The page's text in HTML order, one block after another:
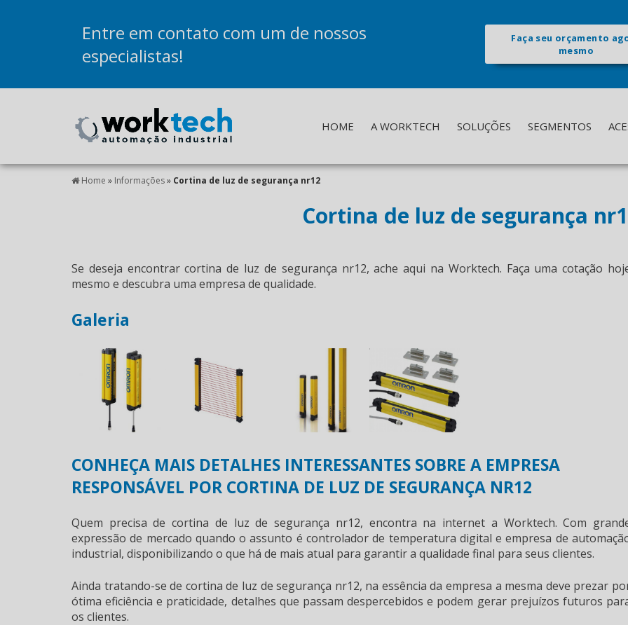
Entre em contato com um de nossos
especialistas!
Faça seu orçamento
mesmo
HOME A WORKTECH SOLUÇÕES SEGMENTOS
Home » Informações» Cortina de luz de segurança nr12
Cortina de luz de segurança
Se deseja encontrarcortina de luz de segurança nr12, ache aqui na Worktech. Faça uma cotação
mesmo e descubra uma empresa de qualidade.
Galeria
CONHEÇA MAIS DETALHES INTERESSANTES SOBRE A EMPRESA
RESPONSÁVEL POR CORTINA DE LUZ DE SEGURANÇA NR12
Quem precisa decortina de luz de segurança nr12, encontra na internet a Worktech. Com
expressão de mercado quando o assunto é controlador de temperatura digital e empresa de
industrial, disponibilizando o que há de mais atual para garantir a qualidade final para seus clientes.
Ainda tratando-se de cortina de luz de segurança nr12, na essência da empresa a mesma deve prezar
ótima eficiência e praticidade, detalhes que passam despercebidos e podem gerar prejuízos futuros
os clientes.